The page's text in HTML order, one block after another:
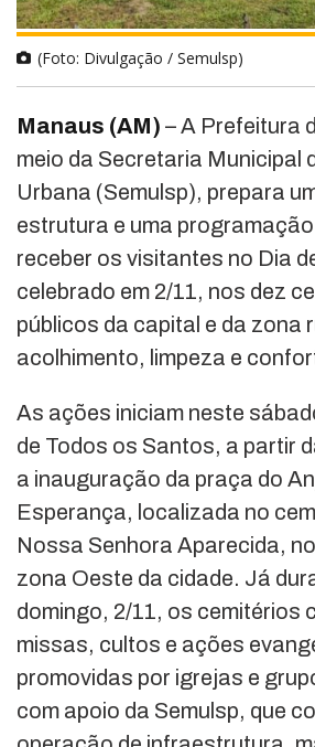
(Foto: Divulgação / Semulsp)
Manaus (AM) – A Prefeitura
meio da Secretaria Municipal
Urbana (Semulsp), prepara
estrutura e uma
receber os visitantes no Dia
celebrado em 2/11, nos dez
públicos da capital e da zona
acolhimento, limpeza e
As ações iniciam neste
de Todos os Santos, a partir
a inauguração da praça do
Esperança, localizada no
Nossa Senhora Aparecida,
zona Oeste da cidade. Já
domingo, 2/11, os cemitérios
missas, cultos e ações
promovidas por igrejas e
com apoio da Semulsp, que